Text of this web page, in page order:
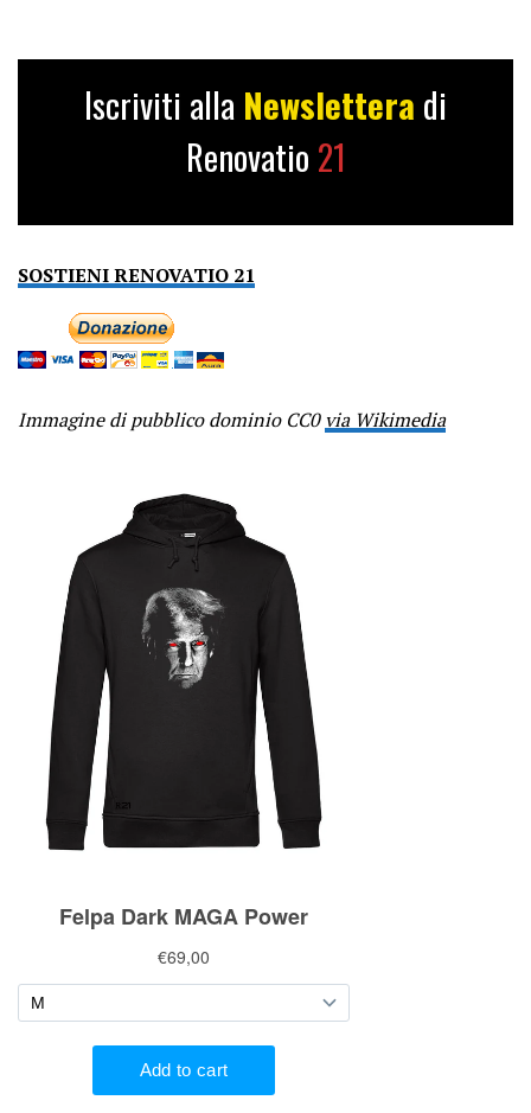
Iscriviti alla Newslettera di
Renovatio 21
SOSTIENI RENOVATIO 21
Immagine di pubblico dominio CC0via Wikimedia